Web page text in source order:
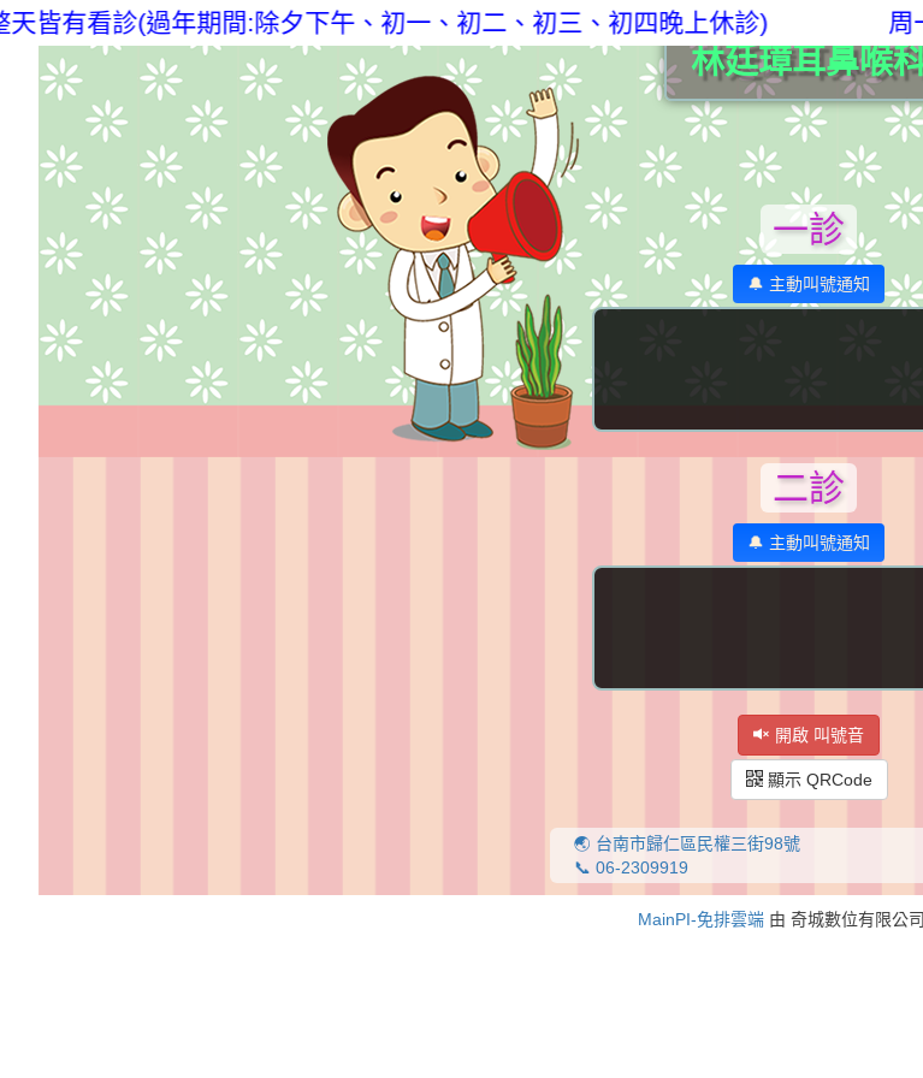
皆有看診(過年期間:除夕下午、初一、初二、初三、初四晚上休診) 周
林廷璋耳鼻喉
一診
🔔 主動叫號通知
二診
🔔 主動叫號通知
開啟 叫號音
顯示 QRCode
🌏 台南市歸仁區民權三街98號
📞 06-2309919
MainPI-免排雲端由 奇城數位有限公